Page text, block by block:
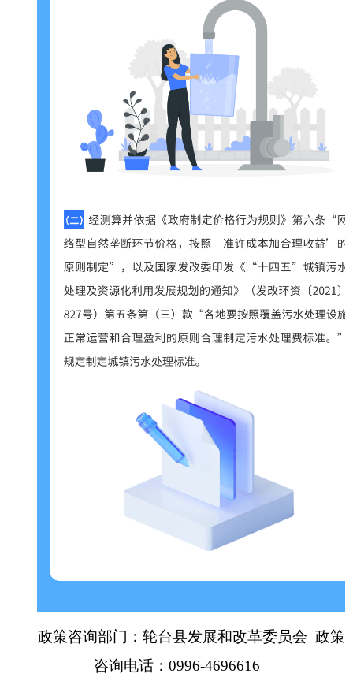
政策咨询部门：轮台县发展和改革委员会 政策
咨询电话：0996-4696616